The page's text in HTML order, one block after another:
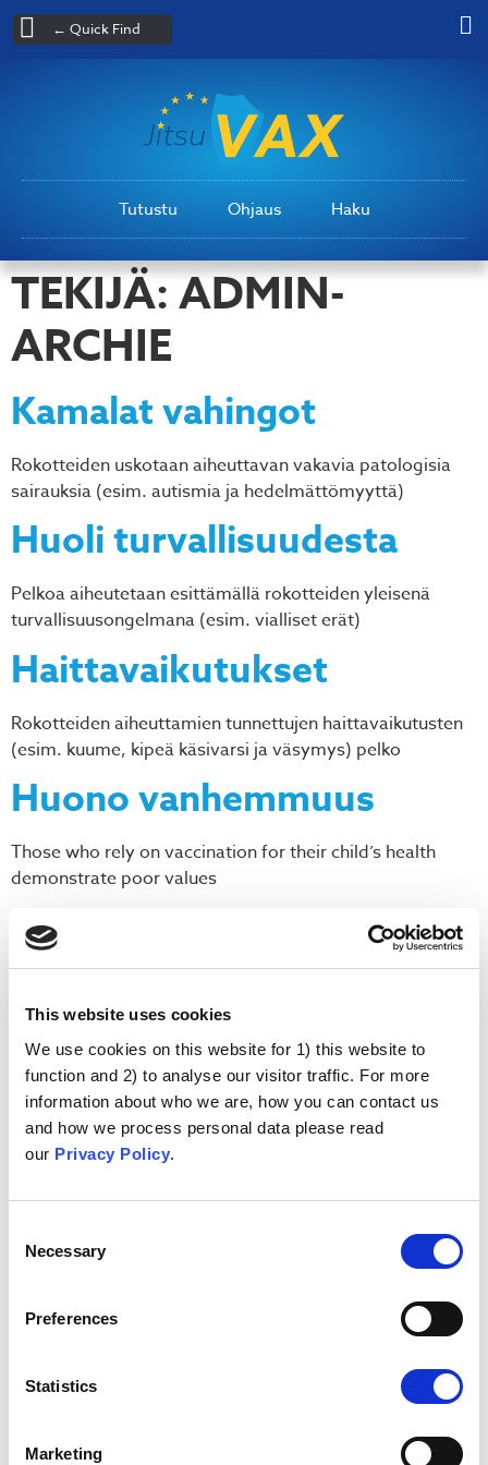
This website uses cookies
We use cookies on this website for 1) this website to
function and 2) to analyse our visitor traffic. For more
information about who we are, how you can contact us
and how we process personal data please read
our Privacy Policy.
Selection
Necessary
Preferences
Statistics
Marketing
← Quick Find
Tutustu Ohjaus Haku
TEKIJÄ:ADMIN-
ARCHIE
Kamalat vahingot
Rokotteiden uskotaan aiheuttavan vakavia patologisia
sairauksia (esim. autismia ja hedelmättömyyttä)
Huoli turvallisuudesta
Pelkoa aiheutetaan esittämällä rokotteiden yleisenä
turvallisuusongelmana (esim. vialliset erät)
Haittavaikutukset
Rokotteiden aiheuttamien tunnettujen haittavaikutusten
(esim. kuume, kipeä käsivarsi ja väsymys) pelko
Huono vanhemmuus
Those who rely on vaccination for their child’s health
demonstrate poor values
Antiutilitarismi
yksilön edun hyväksi
Terveys ei ole
liiketoimintaa
Lääkeyhtiöiden tekemät voitot ovat moraalittomia
Irtosuhteiden
harrastaminen
Ihmisen papilloomavirusrokote (HPV) kannustaisi seksiin
jo nuorena
Abortin vastainen kanta
kudosten käytöstä rokotteiden tuotannossa